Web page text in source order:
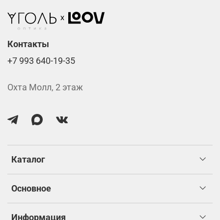
Каталог
Основное
Информация
Контакты
+7 993 640-19-35
Охта Молл, 2 этаж